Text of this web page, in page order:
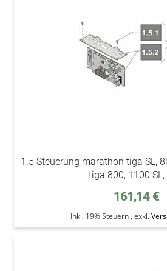
1.5 Steuerung marathon tiga SL,
tiga 800, 1100 SL,
161,14 €
Inkl. 19% Steuern , exkl.